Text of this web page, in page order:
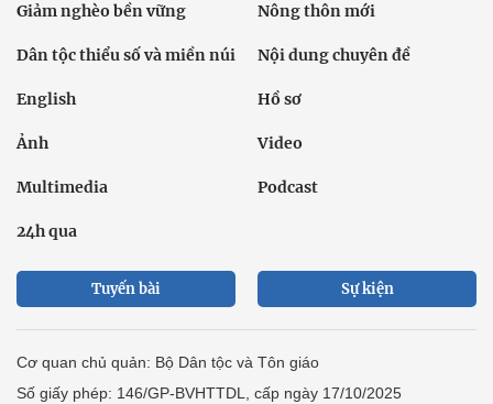
Giảm nghèo bền vững Nông thôn mới
Dân tộc thiểu số và miền núi Nội dung chuyên đề
English Hồ sơ
Ảnh Video
Multimedia Podcast
24h qua
Tuyến bài Sự kiện
Cơ quan chủ quản: Bộ Dân tộc và Tôn giáo
Số giấy phép: 146/GP-BVHTTDL, cấp ngày 17/10/2025